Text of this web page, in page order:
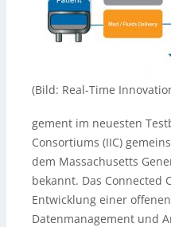
(Bild: Real-Time
gement im neuesten
Consortiums (IIC)
dem Massachusetts
bekannt. Das Connected
Entwicklung einer
Datenmanagement und